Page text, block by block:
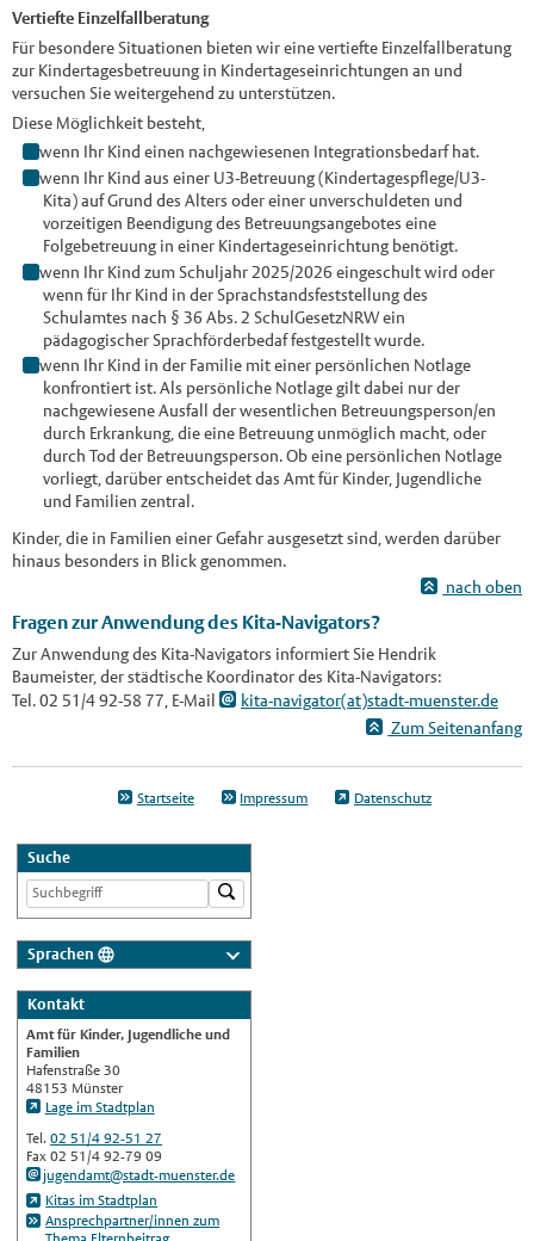
Vertiefte Einzelfallberatung
Für besondere Situationen bieten wir eine vertiefte Einzelfallberatung
zur Kindertagesbetreuung in Kindertageseinrichtungen an und
versuchen Sie weitergehend zu unterstützen.
Diese Möglichkeit besteht,
wenn Ihr Kind einen nachgewiesenen Integrationsbedarf hat.
wenn Ihr Kind aus einer U3-Betreuung (Kindertagespflege/U3-
Kita) auf Grund des Alters oder einer unverschuldeten und
vorzeitigen Beendigung des Betreuungsangebotes eine
Folgebetreuung in einer Kindertageseinrichtung benötigt.
wenn Ihr Kind zum Schuljahr 2025/2026 eingeschult wird oder
wenn für Ihr Kind in der Sprachstandsfeststellung des
Schulamtes nach § 36 Abs. 2 SchulGesetzNRW ein
pädagogischer Sprachförderbedaf festgestellt wurde.
wenn Ihr Kind in der Familie mit einer persönlichen Notlage
konfrontiert ist. Als persönliche Notlage gilt dabei nur der
nachgewiesene Ausfall der wesentlichen Betreuungsperson/en
durch Erkrankung, die eine Betreuung unmöglich macht, oder
durch Tod der Betreuungsperson. Ob eine persönlichen Notlage
vorliegt, darüber entscheidet das Amt für Kinder, Jugendliche
und Familien zentral.
Kinder, die in Familien einer Gefahr ausgesetzt sind, werden darüber
hinaus besonders in Blick genommen.
nach oben
Fragen zur Anwendung des Kita-Navigators?
Zur Anwendung des Kita-Navigators informiert Sie Hendrik
Baumeister, der städtische Koordinator des Kita-Navigators:
Tel. 02 51/4 92-58 77, E-Mail
kita-navigator(at)stadt-muenster.de
Zum Seitenanfang
Startseite Impressum Datenschutz
Suche
Sprachen
Nederlands
English
Українська
Türkçe
اللغة العربية
Français
Español
Kontakt
Amt für Kinder, Jugendliche und
Familien
Hafenstraße 30
48153 Münster
Lage im Stadtplan
Tel.02 51/4 92-51 27
Fax 02 51/4 92-79 09
jugendamt@stadt-muenster.de
Kitas im Stadtplan
Ansprechpartner/innen zum